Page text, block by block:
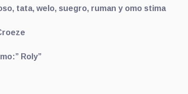
tata, welo, suegro, ruman y omo stima
Roly”